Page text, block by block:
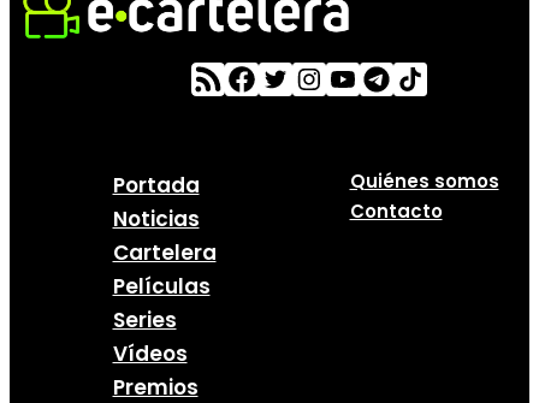
Portada
Noticias
Cartelera
Películas
Series
Vídeos
Premios
Quiénes somos
Contacto